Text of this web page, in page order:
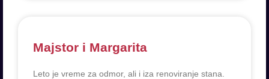
Majstor i Margarita
Leto je vreme za odmor, ali i iza renoviranje stana.